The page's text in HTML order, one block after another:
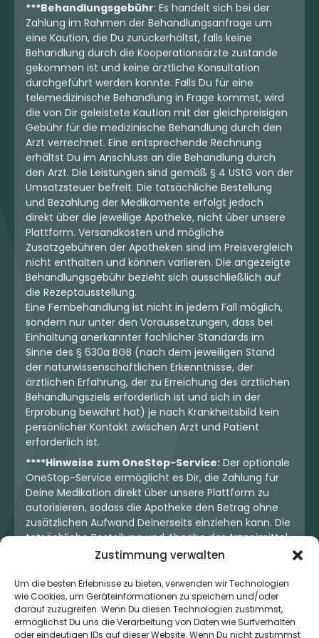
Zustimmung verwalten
Um die besten Erlebnisse zu bieten, verwenden wir Technologien
wie Cookies, um Geräteinformationen zu speichern und/oder
darauf zuzugreifen. Wenn Du diesen Technologien zustimmst,
ermöglichst Du uns die Verarbeitung von Daten wie Surfverhalten
oder eindeutigen IDs auf dieser Website. Wenn Du nicht zustimmst
***Behandlungsgebühr: Es handelt sich bei der
Zahlung im Rahmen der Behandlungsanfrage um
eine Kaution, die Du zurückerhältst, falls keine
Behandlung durch die Kooperationsärzte zustande
gekommen ist und keine ärztliche Konsultation
durchgeführt werden konnte. Falls Du für eine
telemedizinische Behandlung in Frage kommst, wird
die von Dir geleistete Kaution mit der gleichpreisigen
Gebühr für die medizinische Behandlung durch den
Arzt verrechnet. Eine entsprechende Rechnung
erhältst Du im Anschluss an die Behandlung durch
den Arzt. Die Leistungen sind gemäß § 4 UStG von der
Umsatzsteuer befreit. Die tatsächliche Bestellung
und Bezahlung der Medikamente erfolgt jedoch
direkt über die jeweilige Apotheke, nicht über unsere
Plattform. Versandkosten und mögliche
Zusatzgebühren der Apotheken sind im Preisvergleich
nicht enthalten und können variieren. Die angezeigte
Behandlungsgebühr bezieht sich ausschließlich auf
die Rezeptausstellung.
Eine Fernbehandlung ist nicht in jedem Fall möglich,
sondern nur unter den Voraussetzungen, dass bei
Einhaltung anerkannter fachlicher Standards im
Sinne des § 630a BGB (nach dem jeweiligen Stand
der naturwissenschaftlichen Erkenntnisse, der
ärztlichen Erfahrung, der zu Erreichung des ärztlichen
Behandlungsziels erforderlich ist und sich in der
Erprobung bewährt hat) je nach Krankheitsbild kein
persönlicher Kontakt zwischen Arzt und Patient
erforderlich ist.
****Hinweise zum OneStop-Service: Der optionale
OneStop-Service ermöglicht es Dir, die Zahlung für
Deine Medikation direkt über unsere Plattform zu
autorisieren, sodass die Apotheke den Betrag ohne
zusätzlichen Aufwand Deinerseits einziehen kann. Die
tatsächliche Bestellung und Abgabe der Arzneimittel
erfolgt jedoch ausschließlich über die jeweilige
Dir und der Apotheke. Unser OneStop-Service stellt
kein pharmazeutisches Angebot dar, sondern dient
lediglich der komfortablen Zahlungsabwicklung. Die
Nutzung ist freiwillig und hat keinerlei Einfluss auf die